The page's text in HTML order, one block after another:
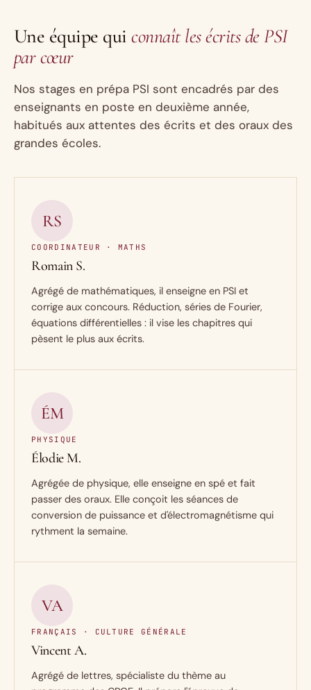
Une équipe quiconnaît les écrits de PSI
par cœur
Nos stages en prépa PSI sont encadrés par des
enseignants en poste en deuxième année,
habitués aux attentes des écrits et des oraux des
grandes écoles.
RS
COORDINATEUR · MATHS
Romain S.
Agrégé de mathématiques, il enseigne en PSI et
corrige aux concours. Réduction, séries de Fourier,
équations différentielles : il vise les chapitres qui
pèsent le plus aux écrits.
ÉM
PHYSIQUE
Élodie M.
Agrégée de physique, elle enseigne en spé et fait
passer des oraux. Elle conçoit les séances de
conversion de puissance et d'électromagnétisme qui
rythment la semaine.
VA
FRANÇAIS · CULTURE GÉNÉRALE
Vincent A.
Agrégé de lettres, spécialiste du thème au